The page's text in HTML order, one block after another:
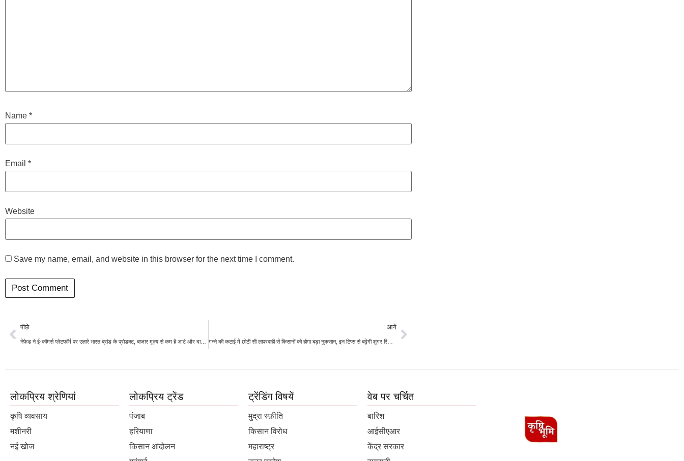
Name *
Email *
Website
Save my name, email, and website in this browser for the next time I comment.
पीछे
नेफेड ने ई-कॉमर्स प्लेटफॉर्म पर उतारे भारत ब्रांड के प्रोडक्ट, बाजार मूल्य से कम है आटे और दाल की कीमत
आगे
लोकप्रिय श्रेणियां
कृषि व्यवसाय
मशीनरी
नई खोज
लोकप्रिय ट्रेंड
पंजाब
हरियाणा
किसान आंदोलन
ट्रेंडिंग विषयें
मुद्रा स्फ़ीति
किसान विरोध
महाराष्ट्र
वेब पर चर्चित
बारिश
आईसीएआर
केंद्र सरकार